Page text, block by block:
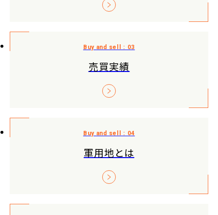
売買実績
軍用地とは